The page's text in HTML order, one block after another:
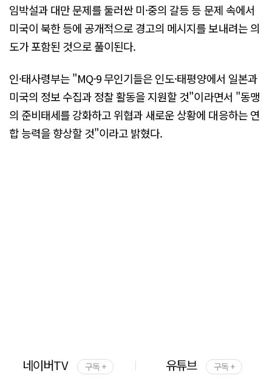
임박설과 대만 문제를 둘러싼 미·중의 갈등 등 문제 속에서
미국이 북한 등에 공개적으로 경고의 메시지를 보내려는 의
도가 포함된 것으로 풀이된다.
인·태사령부는 "MQ-9 무인기들은 인도·태평양에서 일본과
미국의 정보 수집과 정찰 활동을 지원할 것"이라면서 "동맹
의 준비태세를 강화하고 위협과 새로운 상황에 대응하는 연
합 능력을 향상할 것"이라고 밝혔다.
네이버TV 구독 + 유튜브 구독 +